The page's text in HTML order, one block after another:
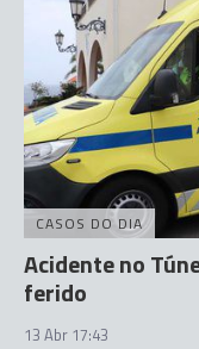
CASOS DO DIA
Acidente no
ferido
13 Abr 17:43